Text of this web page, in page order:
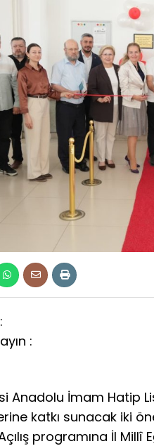
:
Anadolu İmam Hatip
katkı sunacak iki
programına İl